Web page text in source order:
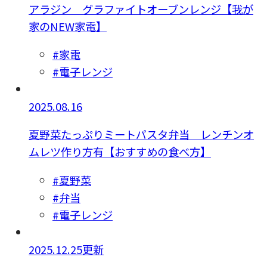
アラジン グラファイトオーブンレンジ【我が
家のNEW家電】
#家電
#電子レンジ
2025.08.16
夏野菜たっぷりミートパスタ弁当 レンチンオ
ムレツ作り方有【おすすめの食べ方】
#夏野菜
#弁当
#電子レンジ
2025.12.25更新